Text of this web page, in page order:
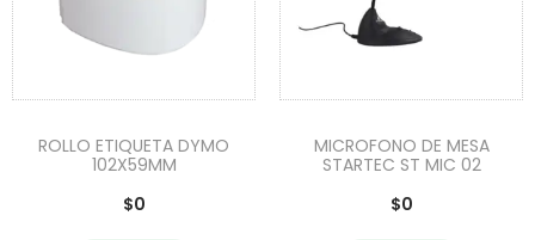
ROLLO ETIQUETA DYMO
102X59MM
$0
MICROFONO DE MESA
STARTEC ST MIC 02
$0